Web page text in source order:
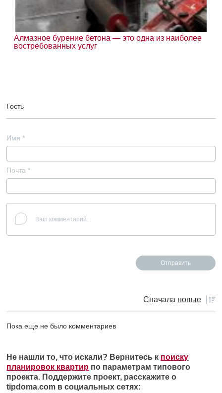
Алмазное бурение бетона — это одна из наиболее
востребованных услуг
Гость
Имя *
Почта *
Сначала новые
Пока еще не было комментариев
Не нашли то, что искали? Вернитесь к поиску
планировок квартир по параметрам типового
проекта. Поддержите проект, расскажите о
tipdoma.com в социальных сетях: